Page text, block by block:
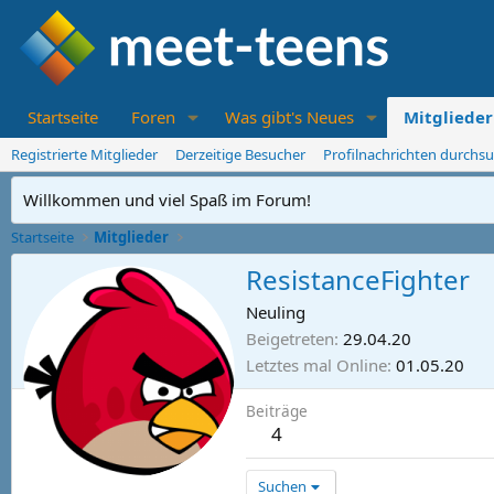
Startseite Foren Was gibt's Neues Mitglieder
Registrierte Mitglieder Derzeitige Besucher Profilnachrichten
Willkommen und viel Spaß im Forum!
Startseite Mitglieder
ResistanceFighter
Neuling
Beigetreten 29.04.20
Letztes mal Online 01.05.20
Beiträge
4
Suchen